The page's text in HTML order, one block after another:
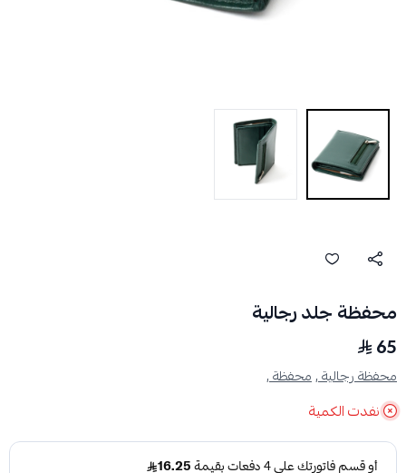
محفظة جلد رجالية
65
محفظة رجالية ,محفظة ,
نفدت الكمية